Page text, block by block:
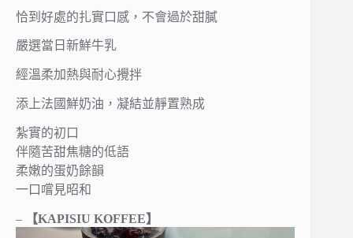
恰到好處的扎實口感，不會過於甜膩
嚴選當日新鮮牛乳
經溫柔加熱與耐心攪拌
添上法國鮮奶油，凝結並靜置熟成
紮實的初口
伴隨苦甜焦糖的低語
柔嫩的蛋奶餘韻
一口嚐見昭和
– 【KAPISIU KOFFEE】